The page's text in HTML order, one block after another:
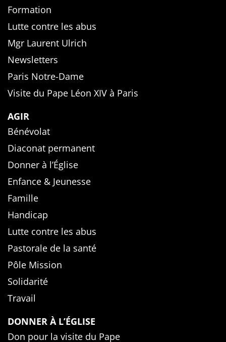
Formation
Lutte contre les abus
Mgr Laurent Ulrich
Newsletters
Paris Notre-Dame
Visite du Pape Léon XIV à Paris
AGIR
Bénévolat
Diaconat permanent
Donner à l’Église
Enfance & Jeunesse
Famille
Handicap
Lutte contre les abus
Pastorale de la santé
Pôle Mission
Solidarité
Travail
DONNER À L’ÉGLISE
Don pour la visite du Pape